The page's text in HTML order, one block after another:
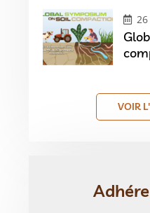
VOIR